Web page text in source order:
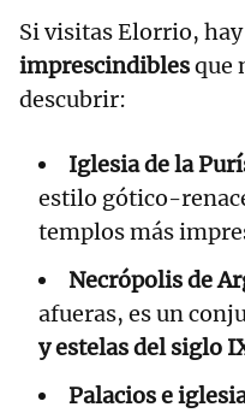
Si visitas Elorrio,
imprescindiblesque
descubrir:
Iglesia de la
estilo gótico-
templos más
Necrópolis de
afueras, es un
y estelas del siglo
Palacios e